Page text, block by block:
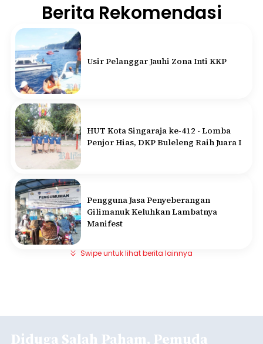
Berita Rekomendasi
Usir Pelanggar Jauhi Zona Inti KKP
HUT Kota Singaraja ke-412 - Lomba
Penjor Hias, DKP Buleleng Raih Juara I
Pengguna Jasa Penyeberangan
Gilimanuk Keluhkan Lambatnya
Manifest
Swipe untuk lihat berita lainnya
Diduga Salah Paham, Pemuda